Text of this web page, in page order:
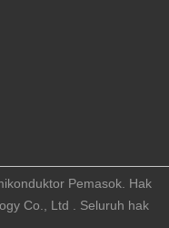
Pemasok. Hak
Co., Ltd . Seluruh hak